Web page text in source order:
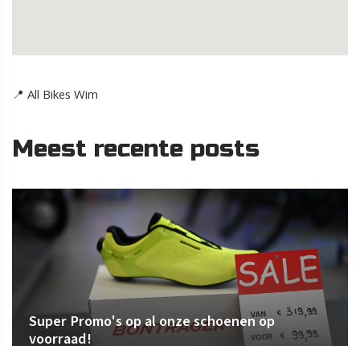
📍 All Bikes Wim
Meest recente posts
Super Promo's op al onze schoenen op
voorraad!